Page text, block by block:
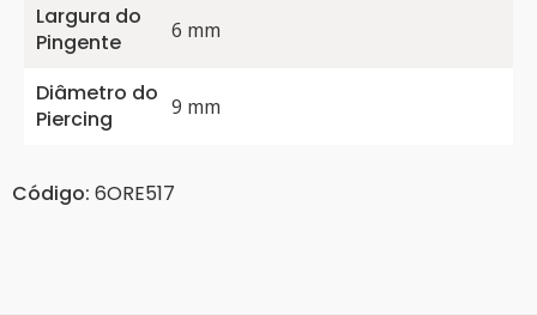
Largura do
Pingente
6 mm
Diâmetro do
Piercing
9 mm
Código: 6ORE517